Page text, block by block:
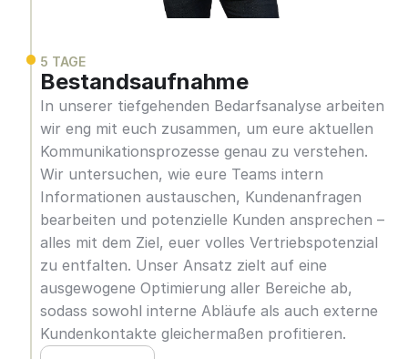
5 TAGE
Bestandsaufnahme
In unserer tiefgehenden Bedarfsanalyse arbeiten
wir eng mit euch zusammen, um eure aktuellen
Kommunikationsprozesse genau zu verstehen.
Wir untersuchen, wie eure Teams intern
Informationen austauschen, Kundenanfragen
bearbeiten und potenzielle Kunden ansprechen –
alles mit dem Ziel, euer volles Vertriebspotenzial
zu entfalten. Unser Ansatz zielt auf eine
ausgewogene Optimierung aller Bereiche ab,
sodass sowohl interne Abläufe als auch externe
Kundenkontakte gleichermaßen profitieren.